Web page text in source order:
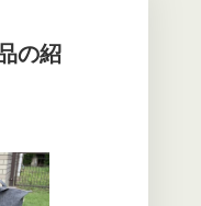
の紹